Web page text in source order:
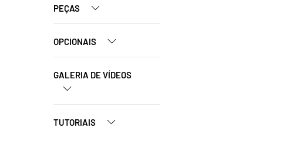
PEÇAS
OPCIONAIS
GALERIA DE VÍDEOS
TUTORIAIS